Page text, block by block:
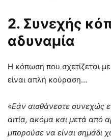
2. Συνεχής
αδυναμία
Η κόπωση που σχετίζεται
είναι απλή κούραση…
«Εάν αισθάνεστε συνεχώς
αιτία, ακόμα και μετά από
μπορούσε να είναι σημάδι